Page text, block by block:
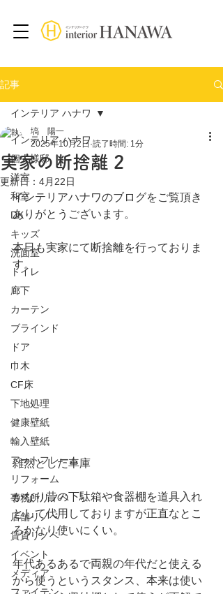
記事
インテリア ハナワ
個人様邸
洋室
和室
DK
キッズ
洗面室
トイレ
廊下
カーテン
ブラインド
ドア
巾木
CF床
下地処理
健康壁紙
輸入壁紙
アートフレーム
リフォーム
事務所リノベ
店舗リノベ
賃貸リノベ
イベント
メディア
インテリア ハナワ
実家の断捨離 2
塙 陽一
2025年10月2日 読了時間: 1分
更新日： 4月22日
インテリアハナワのブログをご覧頂き
ありがとうございます。
本日も実家にて断捨離を行っておりま
す。
雑然とした車庫
かなり昔の下駄箱や食器棚を道具入れ
として代用しておりますが正直なとこ
ろかなり使いにくい。
年代あるあるで両親の年代だと使える
から使うというスタンス、本来は使い